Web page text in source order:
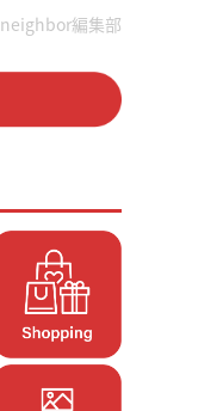
neighbor編集部